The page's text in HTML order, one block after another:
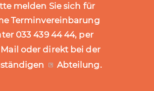
melden Sie sich für
Terminvereinbarung
033 439 44 44, per
Mail oder direkt bei der
Abteilung.